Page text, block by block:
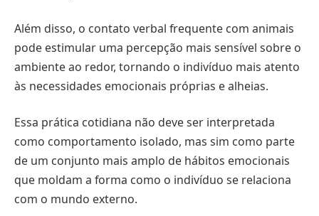
Além disso, o contato verbal frequente com animais
pode estimular uma percepção mais sensível sobre o
ambiente ao redor, tornando o indivíduo mais atento
às necessidades emocionais próprias e alheias.
Essa prática cotidiana não deve ser interpretada
como comportamento isolado, mas sim como parte
de um conjunto mais amplo de hábitos emocionais
que moldam a forma como o indivíduo se relaciona
com o mundo externo.